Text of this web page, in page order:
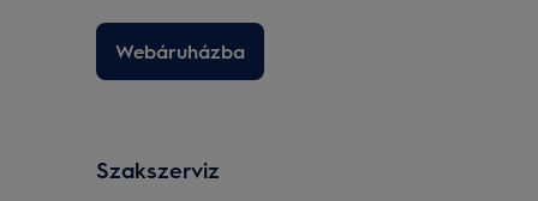
Webáruházba
Szakszerviz